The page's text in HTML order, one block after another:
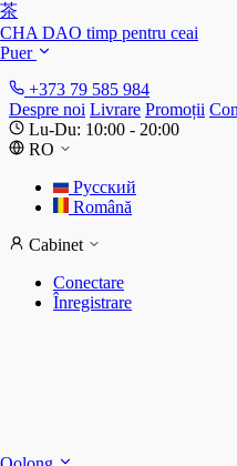
+373 79 585 984
Despre noi Livrare Promoții
Lu-Du: 10:00 - 20:00
RO
Русский
Română
Cabinet
Conectare
Înregistrare
茶
CHA DAO timp pentru ceai
Puer